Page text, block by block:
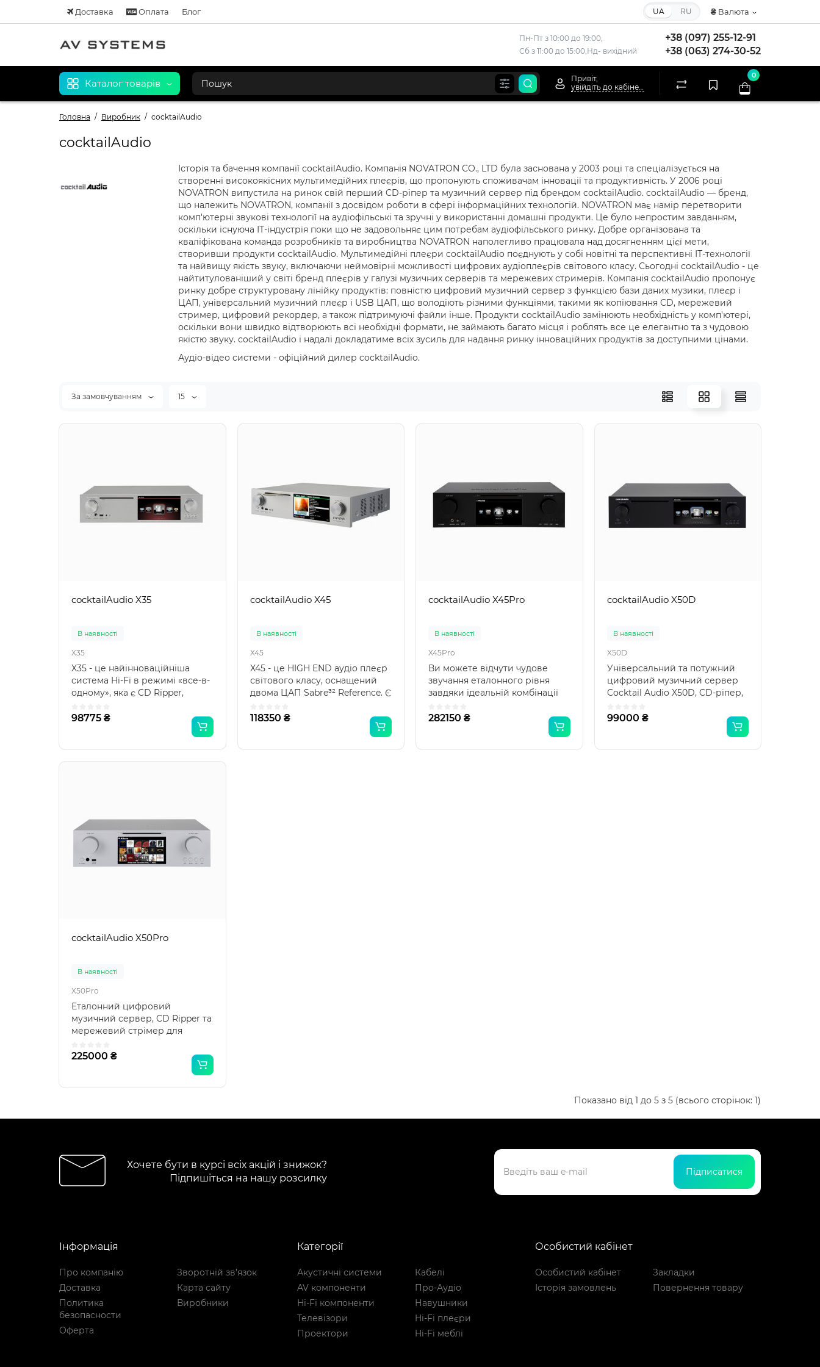
Доставка Оплата Блог ₴ Валюта
UA RU
Пн-Пт з 10:00 до 19:00,
Сб з 11:00 до 15:00,Нд- вихідний
+38 (097) 255-12-91
+38 (063) 274-30-52
Каталог товарів
Привіт,
увійдіть до кабінету
0
Головна Виробник cocktailAudio
cocktailAudio
Історія та бачення компанії cocktailAudio. Компанія NOVATRON CO., LTD була заснована у 2003 році та спеціалізується на
створенні високоякісних мультимедійних плеєрів, що пропонують споживачам інновації та продуктивність. У 2006 році
NOVATRON випустила на ринок свій перший CD-ріпер та музичний сервер під брендом cocktailAudio. cocktailAudio — бренд,
що належить NOVATRON, компанії з досвідом роботи в сфері інформаційних технологій. NOVATRON має намір перетворити
комп'ютерні звукові технології на аудіофільські та зручні у використанні домашні продукти. Це було непростим завданням,
оскільки існуюча ІТ-індустрія поки що не задовольняє цим потребам аудіофільського ринку. Добре організована та
кваліфікована команда розробників та виробництва NOVATRON наполегливо працювала над досягненням цієї мети,
створивши продукти cocktailAudio. Мультимедійні плеєри cocktailAudio поєднують у собі новітні та перспективні ІТ-технології
та найвищу якість звуку, включаючи неймовірні можливості цифрових аудіоплеєрів світового класу. Сьогодні cocktailAudio - це
найтитулованіший у світі бренд плеєрів у галузі музичних серверів та мережевих стримерів. Компанія cocktailAudio пропонує
ринку добре структуровану лінійку продуктів: повністю цифровий музичний сервер з функцією бази даних музики, плеєр і
ЦАП, універсальний музичний плеєр і USB ЦАП, що володіють різними функціями, такими як копіювання CD, мережевий
стример, цифровий рекордер, а також підтримуючі файли інше. Продукти cocktailAudio замінюють необхідність у комп'ютері,
оскільки вони швидко відтворюють всі необхідні формати, не займають багато місця і роблять все це елегантно та з чудовою
якістю звуку. cocktailAudio і надалі докладатиме всіх зусиль для надання ринку інноваційних продуктів за доступними цінами.
Аудіо-відео системи - офіційний дилер cocktailAudio.
За замовчуванням 15
cocktailAudio X35
В наявності
X35
X35 - це найінноваційніша
система Hi-Fi в режимі «все-в-
одному», яка є CD Ripper,
98775 ₴
cocktailAudio X45
В наявності
X45
X45 - це HIGH END аудіо плеєр
світового класу, оснащений
двома ЦАП Sabre³² Reference. Є
118350 ₴
cocktailAudio X45Pro
В наявності
X45Pro
Ви можете відчути чудове
звучання еталонного рівня
завдяки ідеальній комбінації
282150 ₴
cocktailAudio X50D
В наявності
X50D
Універсальний та потужний
цифровий музичний сервер
Cocktail Audio X50D, CD-ріпер,
99000 ₴
cocktailAudio X50Pro
В наявності
X50Pro
Еталонний цифровий
музичний сервер, CD Ripper та
мережевий стрімер для
225000 ₴
Показано від 1 до 5 з 5 (всього сторінок: 1)
Хочете бути в курсі всіх акцій і знижок?
Підпишіться на нашу розсилку
Підписатися
Інформація
Про компанію
Доставка
Политика
безопасности
Оферта
Зворотній зв’язок
Карта сайту
Виробники
Категорії
Акустичні системи
AV компоненти
Hi-Fi компоненти
Телевізори
Проектори
Кабелі
Про-Аудіо
Навушники
Hi-Fi плеєри
Hi-Fi меблі
Особистий кабінет
Особистий кабінет
Історія замовлень
Закладки
Повернення товару